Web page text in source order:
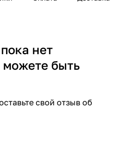
нет
быть
свой отзыв об